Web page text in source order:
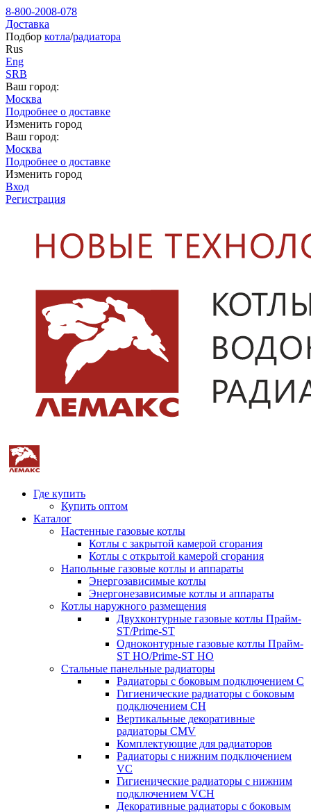
8-800-2008-078
Доставка
Подбор котла/радиатора
Rus
Eng
SRB
Ваш город:
Москва
Подробнее о доставке
Изменить город
Ваш город:
Москва
Подробнее о доставке
Изменить город
Вход
Регистрация
Где купить
Купить оптом
Каталог
Настенные газовые котлы
Котлы с закрытой камерой сгорания
Котлы с открытой камерой сгорания
Напольные газовые котлы и аппараты
Энергозависимые котлы
Энергонезависимые котлы и аппараты
Котлы наружного размещения
Двухконтурные газовые котлы Прайм-
ST/Prime-ST
Одноконтурные газовые котлы Прайм-
ST HO/Prime-ST HO
Стальные панельные радиаторы
Радиаторы c боковым подключением C
Гигиенические радиаторы c боковым
подключением CH
Вертикальные декоративные
радиаторы CMV
Комплектующие для радиаторов
Радиаторы c нижним подключением
VC
Гигиенические радиаторы c нижним
подключением VCH
Декоративные радиаторы с боковым